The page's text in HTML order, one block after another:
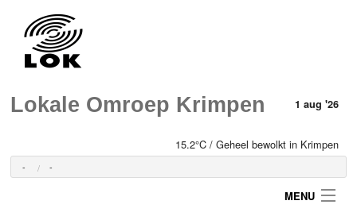
Lokale Omroep Krimpen 1 aug '26
15.2°C / Geheel bewolkt in Krimpen
- -
MENU